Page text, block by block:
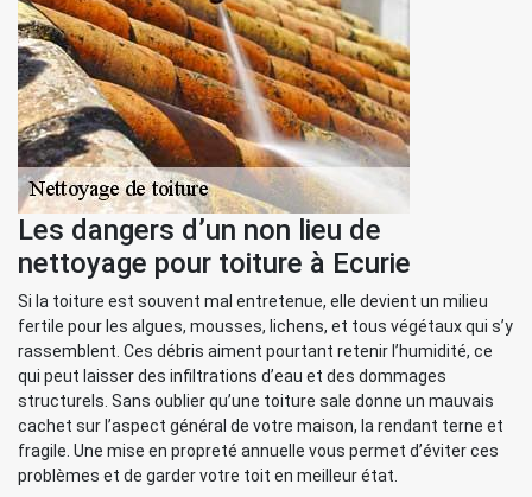
Les dangers d’un non lieu de
nettoyage pour toiture à Ecurie
Si la toiture est souvent mal entretenue, elle devient un milieu
fertile pour les algues, mousses, lichens, et tous végétaux qui s’y
rassemblent. Ces débris aiment pourtant retenir l’humidité, ce
qui peut laisser des infiltrations d’eau et des dommages
structurels. Sans oublier qu’une toiture sale donne un mauvais
cachet sur l’aspect général de votre maison, la rendant terne et
fragile. Une mise en propreté annuelle vous permet d’éviter ces
problèmes et de garder votre toit en meilleur état.